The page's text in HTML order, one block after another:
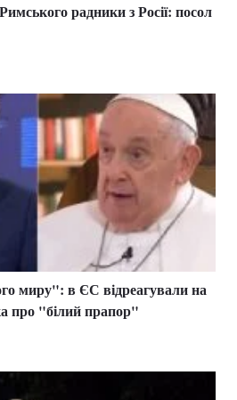
радники з Росії: посол
миру": в ЄС відреагували на
про "білий прапор"